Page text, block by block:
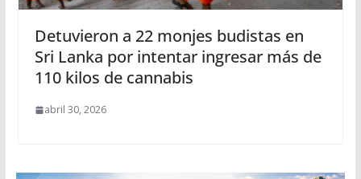
Detuvieron a 22 monjes budistas en
Sri Lanka por intentar ingresar más de
110 kilos de cannabis
abril 30, 2026